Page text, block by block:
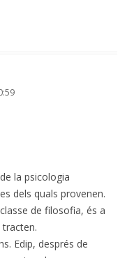
la psicologia
dels quals provenen.
de filosofia, és a
tracten.
Edip, després de